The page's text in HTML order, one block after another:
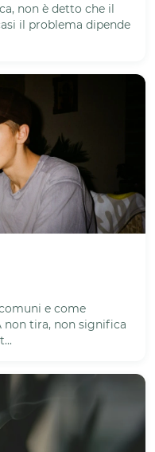
non è detto che il
il problema dipende
e come
non tira, non significa